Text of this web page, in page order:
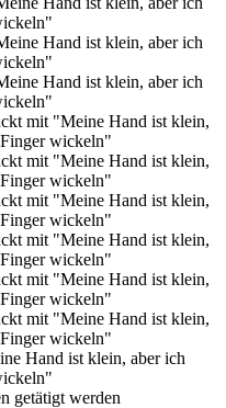
Hand ist klein, aber ich
getätigt werden